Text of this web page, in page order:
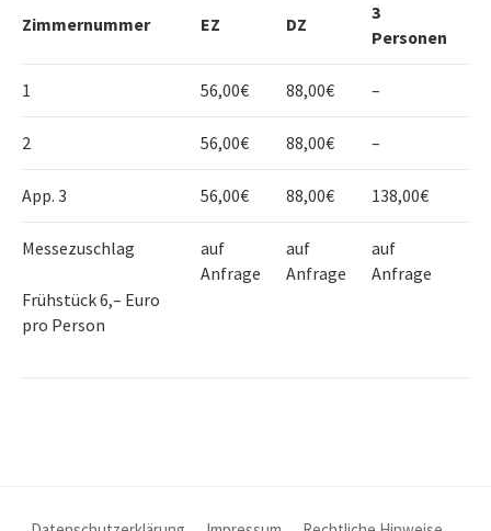
Zimmernummer EZ DZ
3
Personen
1 56,00€ 88,00€ –
2 56,00€ 88,00€ –
App. 3 56,00€ 88,00€ 138,00€
Messezuschlag
Frühstück 6,– Euro
pro Person
auf
Anfrage
auf
Anfrage
auf
Anfrage